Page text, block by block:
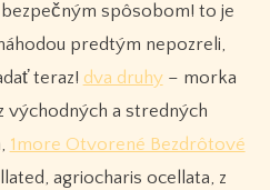
spôsobom! to je
predtým nepozreli,
teraz! dva druhy– morka
východných a stredných
1more Otvorené Bezdrôtové
agriocharis ocellata, z